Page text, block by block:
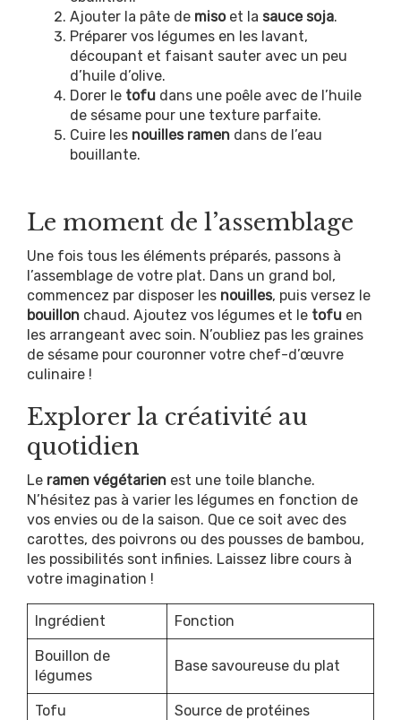
Ajouter la pâte de misoet la sauce soja.
Préparer vos légumes en les lavant,
découpant et faisant sauter avec un peu
d’huile d’olive.
Dorer le tofu dans une poêle avec de l’huile
de sésame pour une texture parfaite.
Cuire les nouilles ramen dans de l’eau
bouillante.
Le moment de l’assemblage
Une fois tous les éléments préparés, passons à
l’assemblage de votre plat. Dans un grand bol,
commencez par disposer les nouilles, puis versez le
bouillon chaud. Ajoutez vos légumes et le tofu en
les arrangeant avec soin. N’oubliez pas les graines
de sésame pour couronner votre chef-d’œuvre
culinaire !
Explorer la créativité au
quotidien
Le ramen végétarien est une toile blanche.
N’hésitez pas à varier les légumes en fonction de
vos envies ou de la saison. Que ce soit avec des
carottes, des poivrons ou des pousses de bambou,
les possibilités sont infinies. Laissez libre cours à
votre imagination !
Ingrédient Fonction
Bouillon de
légumes
Base savoureuse du plat
Tofu Source de protéines